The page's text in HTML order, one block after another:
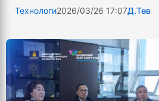
Технологи2026/03/26 17:07Д.Төв